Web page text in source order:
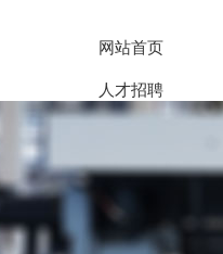
网站首页
人才招聘